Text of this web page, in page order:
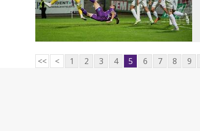
<< < 1 2 3 4 5 6 7 8 9